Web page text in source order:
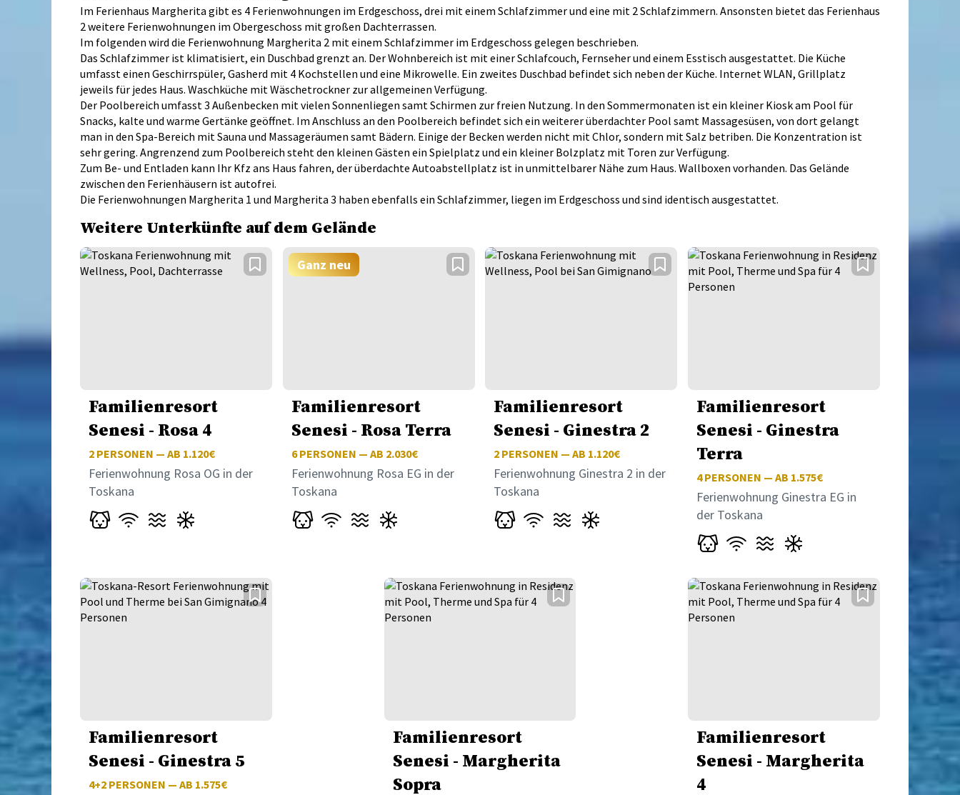
Im Ferienhaus Margherita gibt es 4 Ferienwohnungen im Erdgeschoss, drei mit einem Schlafzimmer und eine mit 2 Schlafzimmern. Ansonsten bietet das Ferienhaus
2 weitere Ferienwohnungen im Obergeschoss mit großen Dachterrassen.
Im folgenden wird die Ferienwohnung Margherita 2 mit einem Schlafzimmer im Erdgeschoss gelegen beschrieben.
Das Schlafzimmer ist klimatisiert, ein Duschbad grenzt an. Der Wohnbereich ist mit einer Schlafcouch, Fernseher und einem Esstisch ausgestattet. Die Küche
umfasst einen Geschirrspüler, Gasherd mit 4 Kochstellen und eine Mikrowelle. Ein zweites Duschbad befindet sich neben der Küche. Internet WLAN, Grillplatz
jeweils für jedes Haus. Waschküche mit Wäschetrockner zur allgemeinen Verfügung.
Der Poolbereich umfasst 3 Außenbecken mit vielen Sonnenliegen samt Schirmen zur freien Nutzung. In den Sommermonaten ist ein kleiner Kiosk am Pool für
Snacks, kalte und warme Gertänke geöffnet. Im Anschluss an den Poolbereich befindet sich ein weiterer überdachter Pool samt Massagesüsen, von dort gelangt
man in den Spa-Bereich mit Sauna und Massageräumen samt Bädern. Einige der Becken werden nicht mit Chlor, sondern mit Salz betriben. Die Konzentration ist
sehr gering. Angrenzend zum Poolbereich steht den kleinen Gästen ein Spielplatz und ein kleiner Bolzplatz mit Toren zur Verfügung.
Zum Be- und Entladen kann Ihr Kfz ans Haus fahren, der überdachte Autoabstellplatz ist in unmittelbarer Nähe zum Haus. Wallboxen vorhanden. Das Gelände
zwischen den Ferienhäusern ist autofrei.
Die Ferienwohnungen Margherita 1 und Margherita 3 haben ebenfalls ein Schlafzimmer, liegen im Erdgeschoss und sind identisch ausgestattet.
Weitere Unterkünfte auf dem Gelände
Familienresort
Senesi - Rosa 4
2 PERSONEN — AB 1.120€
Ferienwohnung Rosa OG in der
Toskana
Ganz neu
Familienresort
Senesi - Rosa Terra
6PERSONEN — AB 2.030€
Ferienwohnung Rosa EG in der
Toskana
Familienresort
Senesi - Ginestra 2
2 PERSONEN — AB 1.120€
Ferienwohnung Ginestra 2 in der
Toskana
Familienresort
Senesi - Ginestra
Terra
4PERSONEN — AB 1.575€
Ferienwohnung Ginestra EG in
der Toskana
Familienresort
Senesi - Ginestra 5
4+2 PERSONEN — AB 1.575€
Familienresort
Senesi - Margherita
Sopra
Familienresort
Senesi - Margherita
4